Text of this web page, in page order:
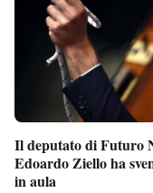
Il deputato di Futuro
Edoardo Ziello ha
in aula